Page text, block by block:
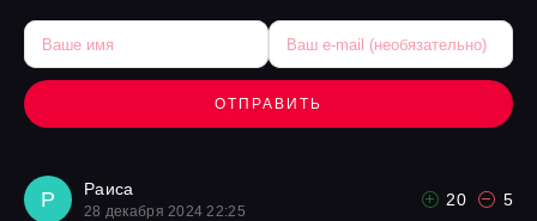
ОТПРАВИТЬ
Р Раиса
28 декабря 2024 22:25
20 5